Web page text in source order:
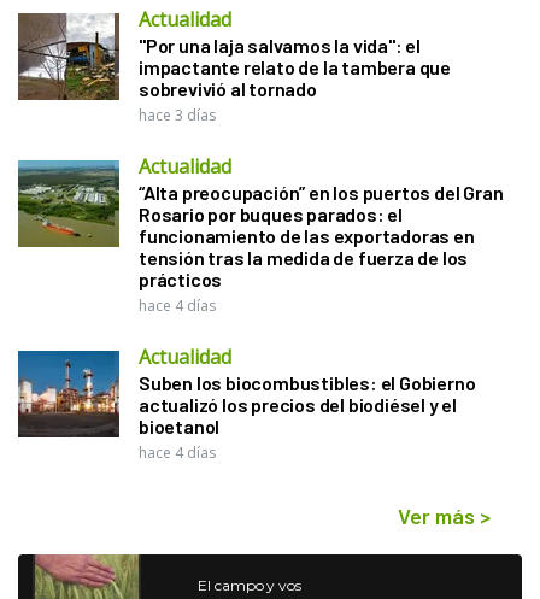
Actualidad
"Por una laja salvamos la vida": el
impactante relato de la tambera que
sobrevivió al tornado
hace 3 días
Actualidad
“Alta preocupación” en los puertos del Gran
Rosario por buques parados: el
funcionamiento de las exportadoras en
tensión tras la medida de fuerza de los
prácticos
hace 4 días
Actualidad
Suben los biocombustibles: el Gobierno
actualizó los precios del biodiésel y el
bioetanol
hace 4 días
Ver más >
El campo y vos